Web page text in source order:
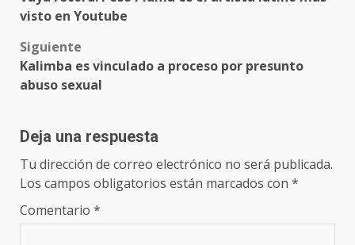
navigation
visto en Youtube
Siguiente
Kalimba es vinculado a proceso por presunto
abuso sexual
Deja una respuesta
Tu dirección de correo electrónico no será publicada.
Los campos obligatorios están marcados con *
Comentario *